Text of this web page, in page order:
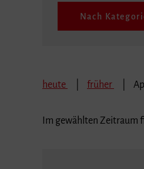
Nach
heute früher
Im gewählten Zeitraum